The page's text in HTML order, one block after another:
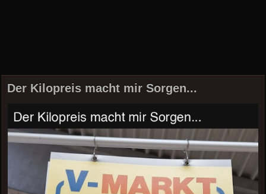
Der Kilopreis macht mir Sorgen...